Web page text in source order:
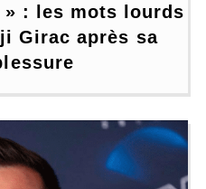
» : les mots lourds
Girac après sa